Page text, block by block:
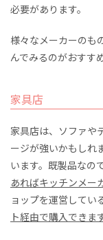
必要があります。
様々なメーカーのも
んでみるのがおすす
家具店
家具店は、ソファや
ージが強いかもしれ
います。既製品なの
あればキッチンメー
ョップを運営してい
ト経由で購入できます